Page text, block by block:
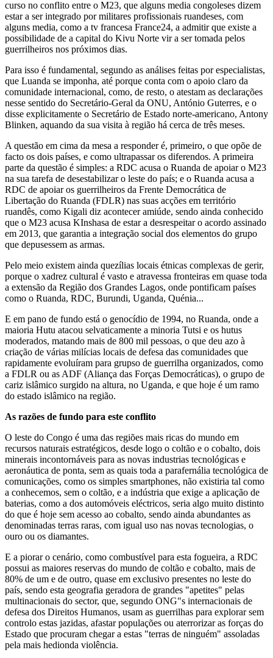
curso no conflito entre o M23, que alguns media congoleses dizem
estar a ser integrado por militares profissionais ruandeses, com
alguns media, como a tv francesa France24, a admitir que existe a
possibilidade de a capital do Kivu Norte vir a ser tomada pelos
guerrilheiros nos próximos dias.
Para isso é fundamental, segundo as análises feitas por especialistas,
que Luanda se imponha, até porque conta com o apoio claro da
comunidade internacional, como, de resto, o atestam as declarações
nesse sentido do Secretário-Geral da ONU, António Guterres, e o
disse explicitamente o Secretário de Estado norte-americano, Antony
Blinken, aquando da sua visita à região há cerca de três meses.
A questão em cima da mesa a responder é, primeiro, o que opõe de
facto os dois países, e como ultrapassar os diferendos. A primeira
parte da questão é simples: a RDC acusa o Ruanda de apoiar o M23
na sua tarefa de desestabilizar o leste do país; e o Ruanda acusa a
RDC de apoiar os guerrilheiros da Frente Democrática de
Libertação do Ruanda (FDLR) nas suas acções em território
ruandês, como Kigali diz acontecer amiúde, sendo ainda conhecido
que o M23 acusa KInshasa de estar a desrespeitar o acordo assinado
em 2013, que garantia a integração social dos elementos do grupo
que depusessem as armas.
Pelo meio existem ainda quezílias locais étnicas complexas de gerir,
porque o xadrez cultural é vasto e atravessa fronteiras em quase toda
a extensão da Região dos Grandes Lagos, onde pontificam países
como o Ruanda, RDC, Burundi, Uganda, Quénia...
E em pano de fundo está o genocídio de 1994, no Ruanda, onde a
maioria Hutu atacou selvaticamente a minoria Tutsi e os hutus
moderados, matando mais de 800 mil pessoas, o que deu azo à
criação de várias milícias locais de defesa das comunidades que
rapidamente evoluíram para grupso de guerrilha organizados, como
a FDLR ou as ADF (Aliança das Forças Democráticas), o grupo de
cariz islâmico surgido na altura, no Uganda, e que hoje é um ramo
do estado islâmico na região.
As razões de fundo para este conflito
O leste do Congo é uma das regiões mais ricas do mundo em
recursos naturais estratégicos, desde logo o coltão e o cobalto, dois
minerais incontornáveis para as novas industrias tecnológicas e
aeronáutica de ponta, sem as quais toda a parafernália tecnológica de
comunicações, como os simples smartphones, não existiria tal como
a conhecemos, sem o coltão, e a indústria que exige a aplicação de
baterias, como a dos automóveis eléctricos, seria algo muito distinto
do que é hoje sem acesso ao cobalto, sendo ainda abundantes as
denominadas terras raras, com igual uso nas novas tecnologias, o
ouro ou os diamantes.
E a piorar o cenário, como combustível para esta fogueira, a RDC
possui as maiores reservas do mundo de coltão e cobalto, mais de
80% de um e de outro, quase em exclusivo presentes no leste do
país, sendo esta geografia geradora de grandes "apetites" pelas
multinacionais do sector, que, segundo ONG"s internacionais de
defesa dos Direitos Humanos, usam as guerrilhas para explorar sem
controlo estas jazidas, afastar populações ou aterrorizar as forças do
Estado que procuram chegar a estas "terras de ninguém" assoladas
pela mais hedionda violência.